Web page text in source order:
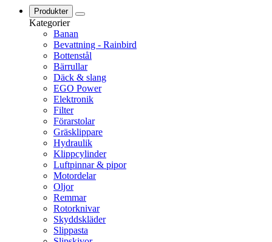
Produkter
Kategorier
Banan
Bevattning - Rainbird
Bottenstål
Bärrullar
Däck & slang
EGO Power
Elektronik
Filter
Förarstolar
Gräsklippare
Hydraulik
Klippcylinder
Luftpinnar & pipor
Motordelar
Oljor
Remmar
Rotorknivar
Skyddskläder
Slippasta